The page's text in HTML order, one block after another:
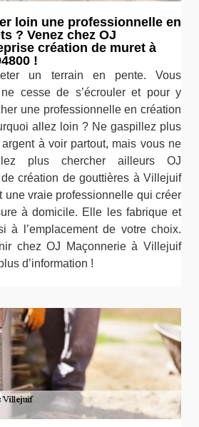
loin une professionnelle en
? Venez chez OJ
création de muret à
!
un terrain en pente. Vous
cesse de s’écrouler et pour y
une professionnelle en création
allez loin ? Ne gaspillez plus
à voir partout, mais vous ne
plus chercher ailleurs OJ
création de gouttières à Villejuif
une vraie professionnelle qui créer
à domicile. Elle les fabrique et
à l’emplacement de votre choix.
chez OJ Maçonnerie à Villejuif
d’information !